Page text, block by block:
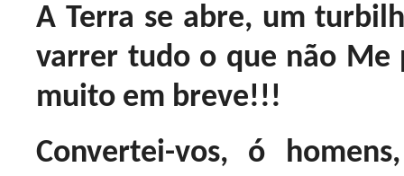
A Terra se abre, um
varrer tudo o que não Me
muito em breve!!!
Convertei-vos, ó